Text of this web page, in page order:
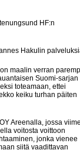
HF:n
Hakulin
maalin verran
Suomi-sarjan
toteamaan, ettei
keiku turhan päiten
Areenalla, jossa viime
voitosta voittoon
jonka vienee
siitä vaadittavan